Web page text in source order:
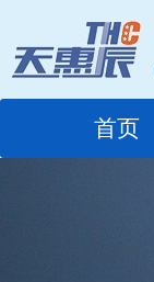
首页